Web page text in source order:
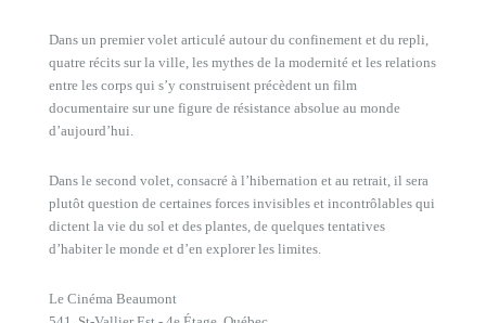
Dans un premier volet articulé autour du confinement et du repli,
quatre récits sur la ville, les mythes de la modernité et les relations
entre les corps qui s’y construisent précèdent un film
documentaire sur une figure de résistance absolue au monde
d’aujourd’hui.
Dans le second volet, consacré à l’hibernation et au retrait, il sera
plutôt question de certaines forces invisibles et incontrôlables qui
dictent la vie du sol et des plantes, de quelques tentatives
d’habiter le monde et d’en explorer les limites.
Le Cinéma Beaumont